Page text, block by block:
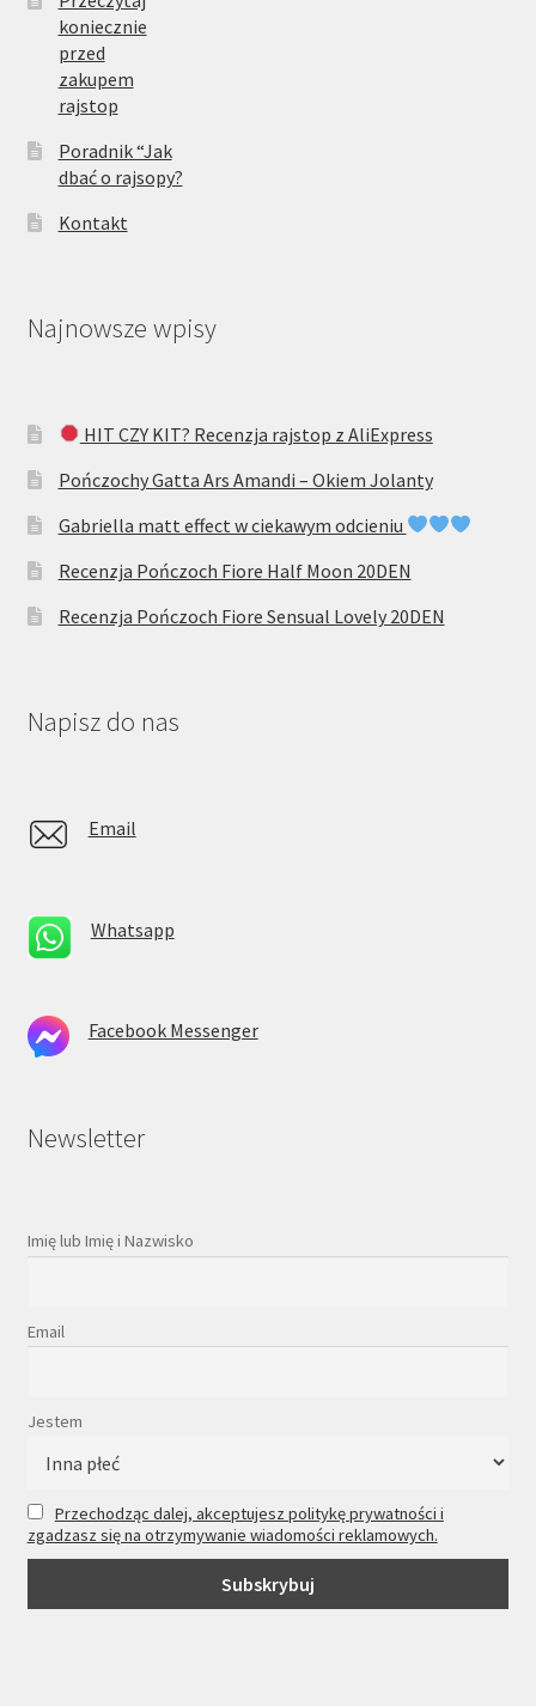
koniecznie
przed
zakupem
rajstop
Poradnik “Jak
dbać o rajsopy?
Kontakt
Najnowsze wpisy
HIT CZY KIT? Recenzja rajstop z AliExpress
Pończochy Gatta Ars Amandi – Okiem Jolanty
Gabriella matt effect w ciekawym odcieniu
Recenzja Pończoch Fiore Half Moon 20DEN
Recenzja Pończoch Fiore Sensual Lovely 20DEN
Napisz do nas
Email
Whatsapp
Facebook Messenger
Newsletter
Imię lub Imię i Nazwisko
Email
Jestem
Przechodząc dalej, akceptujesz politykę prywatności i
zgadzasz się na otrzymywanie wiadomości reklamowych.